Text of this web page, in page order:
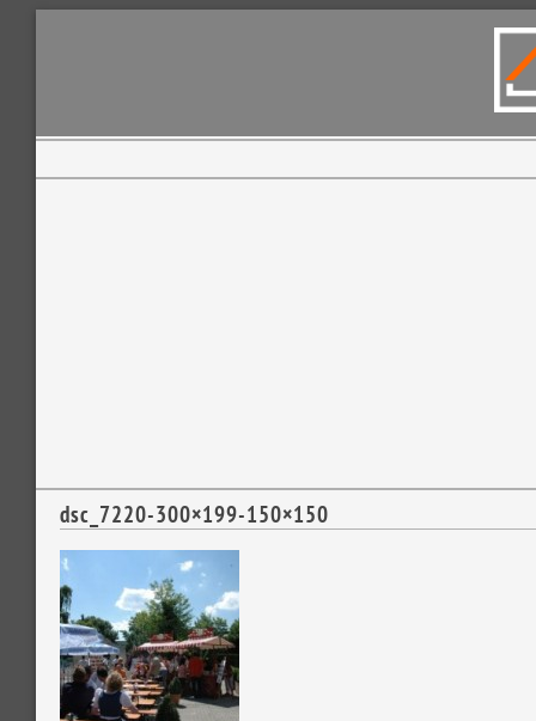
dsc_7220-300×199-150×150